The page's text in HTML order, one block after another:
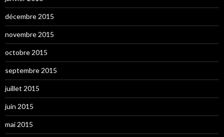
décembre 2015
novembre 2015
octobre 2015
septembre 2015
juillet 2015
juin 2015
mai 2015